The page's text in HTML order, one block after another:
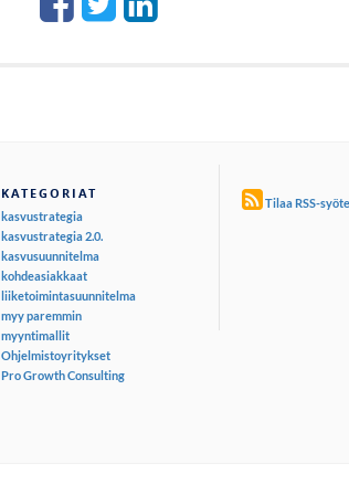
KATEGORIAT
kasvustrategia
kasvustrategia 2.0.
kasvusuunnitelma
kohdeasiakkaat
liiketoimintasuunnitelma
myy paremmin
myyntimallit
Ohjelmistoyritykset
Pro Growth Consulting
Tilaa RSS-syöte